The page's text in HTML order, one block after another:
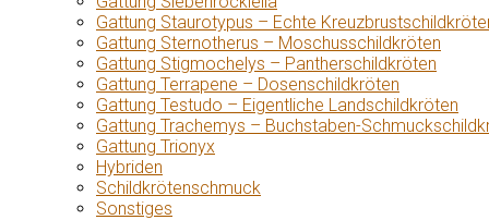
Gattung Staurotypus – Echte
Gattung Sternotherus – Moschusschildkröten
Gattung Stigmochelys – Pantherschildkröten
Gattung Terrapene – Dosenschildkröten
Gattung Testudo – Eigentliche Landschildkröten
Gattung Trachemys – Buchstaben-
Gattung Trionyx
Hybriden
Schildkrötenschmuck
Sonstiges